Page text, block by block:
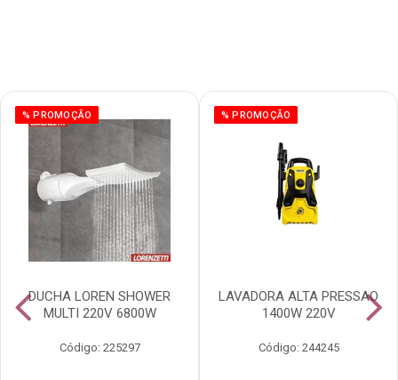
% PROMOÇÃO
DUCHA LOREN SHOWER
MULTI 220V 6800W
Código: 225297
% PROMOÇÃO
LAVADORA ALTA PRESSAO
1400W 220V
Código: 244245